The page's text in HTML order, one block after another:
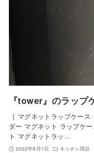
『tower』のラップ
［ マグネットラップケー
ダー マグネット ラップケ
ト マグネットラッ…
2022年9月1日 キッチン用品